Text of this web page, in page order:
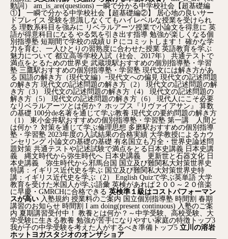
動詞）
am_is_are(questions) 一瞬で分かる中学校社会【超基礎編
①】
一瞬で分かる中学校社会【超基礎編②】
居心地の良いサー
ドプレイス 受験を意識しなくてもハイレベルな授業を受けられ
る 理数系科目を強みに リベラルアーツ授業で小論文を得意に 英
語が得意科目になる やる気を引き出す指導 勉強が楽しくなる個
別指導塾 短期間で学校の成績ＵＰにコミットします！
確かな学
力を育む、一人ひとりの習熟度に合わせた授業 英語教育を学ぶ
魅力について 都立高等学校入試（社会、2017年）
共通テストで
満点をとるための世界史 武蔵境駅おすすめの個別指導塾・学習
塾 三鷹駅おすすめの個別指導塾・学習塾 現代文には解き方があ
る 国語の解き方（現代文編）ｰ現代文への偏見 現代文の記述問題
の解き方 現代文の記述問題の解き方（2）
現代文の記述問題の解
き方（3）
現代文の記述問題の解き方（4）
現代文の記述問題の
解き方（5）
現代文の記述問題の解き方（6）
現代人にこそ必要
なリベラルアーツとは何か？ ホッブス『リヴァイアサン』
算数
の基礎 100分de名著を通じて学ぶ教養 現代文の要約問題の解き方
（1）
東小金井駅おすすめの個別指導塾・学習塾 第一講 人間と
は何か？ 対策を通じて学ぶ倫理思想 多磨駅おすすめの個別指導
塾・学習塾 2023年度の入試結果の合格実績 大学教授によるカウ
ンセリング 小論文の基礎の基礎 有名国立も万全・世界史論述問
題対策 共通テストや記述試験で満点をとる日本史講義 日本史講
義 縄文時代から弥生時代へ 日本史講義 更新世と石器文化 日
本史講義 弥生時代から邪馬台国 国立及び難関私大対策世界史
特講：イギリス近代史を学ぶ 国立及び難関私大対策世界史特
講：イギリス近代史を学ぶ（2）
English Quizで学ぶ英単語 大学
教育を受けた米国人が学ぶ語彙 英検があれば２００～２０倍楽
に早慶・GMRCHに合格できる 英検準１級はコストパフォーマン
スが高い 入塾規約 授業料のご案内 国立個別指導塾 時間割 春期
講習のお知らせ 時間割 I am doing(present continuous) 入塾のご案
内 夏期講習受付中！
教養とは何か？～中学受験、高校受験、大
学受験に生きる教養 勉強が苦手になりやすい家庭の特徴トップ3
我が子の中学受験を考えた人がするべき準備トップ5 立川の溶岩
ホットヨガスタジオのオンザショア